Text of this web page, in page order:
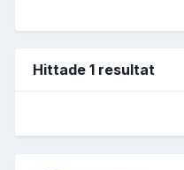
Hittade 1 resultat